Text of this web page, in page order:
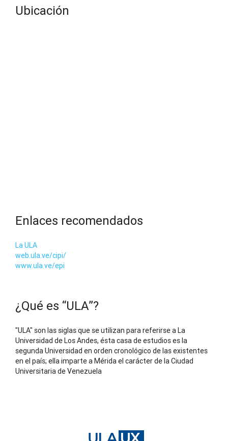
Ubicación
Enlaces recomendados
La ULA
web.ula.ve/cipi/
www.ula.ve/epi
¿Qué es “ULA”?
"ULA" son las siglas que se utilizan para referirse a La
Universidad de Los Andes, ésta casa de estudios es la
segunda Universidad en orden cronológico de las existentes
en el país; ella imparte a Mérida el carácter de la Ciudad
Universitaria de Venezuela